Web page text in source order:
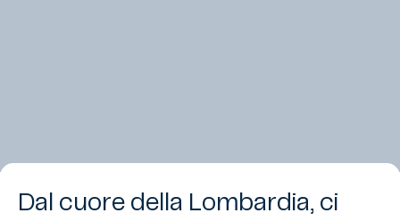
Dal cuore della Lombardia, ci